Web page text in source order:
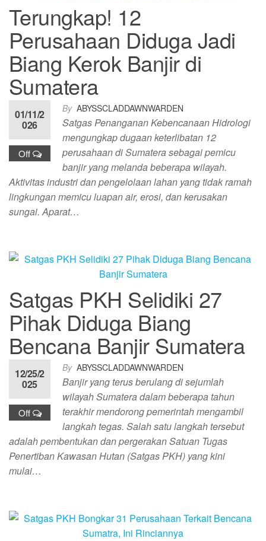
Terungkap! 12
Perusahaan Diduga Jadi
Biang Kerok Banjir di
Sumatera
By ABYSSCLADDAWNWARDEN
01/11/2
026
Off
Satgas Penanganan Kebencanaan Hidrologi
mengungkap dugaan keterlibatan 12
perusahaan di Sumatera sebagai pemicu
banjir yang melanda beberapa wilayah.
Aktivitas industri dan pengelolaan lahan yang tidak ramah
lingkungan memicu luapan air, erosi, dan kerusakan
sungai. Aparat…
Satgas PKH Selidiki 27
Pihak Diduga Biang
Bencana Banjir Sumatera
By ABYSSCLADDAWNWARDEN
12/25/2
025
Off
Banjir yang terus berulang di sejumlah
wilayah Sumatera dalam beberapa tahun
terakhir mendorong pemerintah mengambil
langkah tegas. Salah satu langkah tersebut
adalah pembentukan dan pergerakan Satuan Tugas
Penertiban Kawasan Hutan (Satgas PKH) yang kini
mulai…